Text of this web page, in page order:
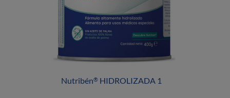
Nutribén®HIDROLIZADA 1